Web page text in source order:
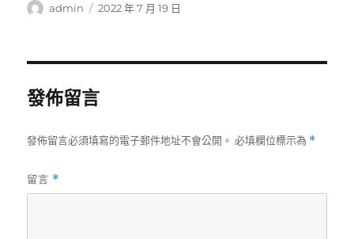
作
admin
發
2022 年 7 月 19 日
發佈留言
發佈留言必須填寫的電子郵件地址不會公開。 必填欄位標示為 *
留言 *